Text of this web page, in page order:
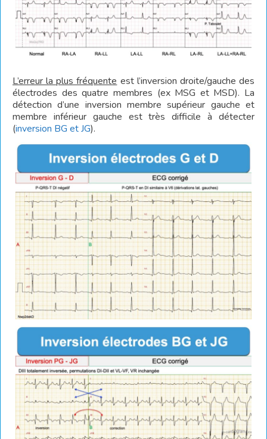
L’erreur la plus fréquente est l’inversion droite/gauche des
électrodes des quatre membres (ex MSG et MSD). La
détection d’une inversion membre supérieur gauche et
membre inférieur gauche est très difficile à détecter
(inversion BG et JG).